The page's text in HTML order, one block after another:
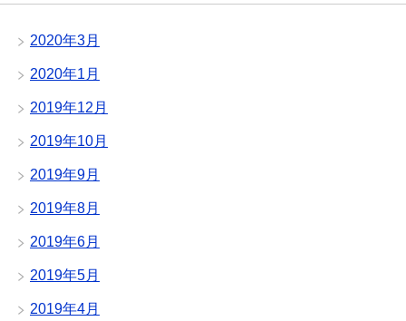
2020年3月
2020年1月
2019年12月
2019年10月
2019年9月
2019年8月
2019年6月
2019年5月
2019年4月